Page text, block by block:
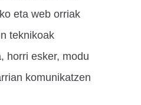
eta web orriak
teknikoak
horri esker, modu
komunikatzen